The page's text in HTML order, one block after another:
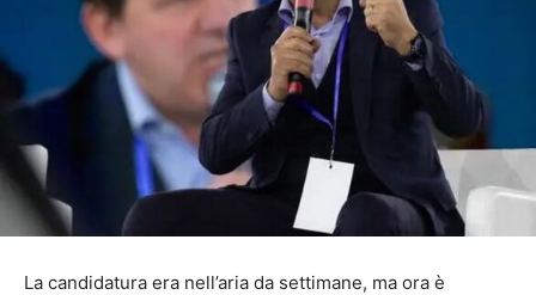
La candidatura era nell’aria da settimane, ma ora è